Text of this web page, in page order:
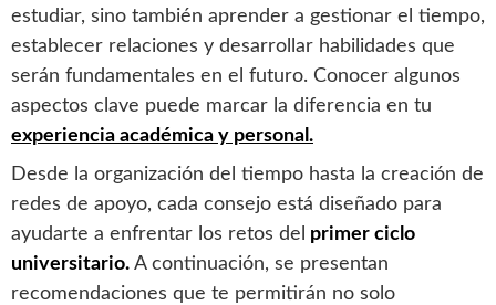
estudiar, sino también aprender a gestionar el tiempo,
establecer relaciones y desarrollar habilidades que
serán fundamentales en el futuro. Conocer algunos
aspectos clave puede marcar la diferencia en tu
experiencia académica y personal.
Desde la organización del tiempo hasta la creación de
redes de apoyo, cada consejo está diseñado para
ayudarte a enfrentar los retos del primer ciclo
universitario. A continuación, se presentan
recomendaciones que te permitirán no solo